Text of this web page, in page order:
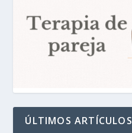
ÚLTIMOS ARTÍCULOS